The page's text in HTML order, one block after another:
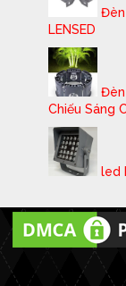
Đèn
LENSED
Đèn
Chiếu Sáng
led